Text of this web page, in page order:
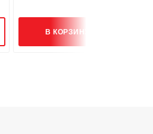
В КОРЗИНУ